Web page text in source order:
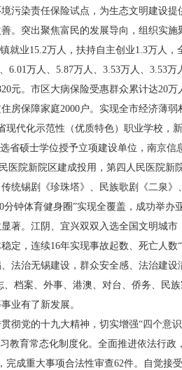
污染责任保险试点，为生态文明建设提
。突出聚焦富民的发展导向，组织实
就业15.2万人，扶持自主创业1.3万人
6.01万人、5.87万人、3.53万人、3.53
元。市区大病保险受惠群众累计达20
房保障家庭2000户。实现全市经济薄
现代化示范性（优质特色）职业学校，
省硕士学位授予立项建设单位，南京
医院新院区建成投用，第四人民医院
统锡剧《珍珠塔》、民族歌剧《二泉
钟体育健身圈”实现全覆盖，成功举
著。江阴、宜兴双双入选全国文明城
定，连续16年实现事故起数、死亡人
法治无锡建设，群众安全感、法治建
档案、外事、港澳、对台、侨务、民
业有了新发展。
彻党的十九大精神，切实增强“四个意
教育常态化制度化。全面推进依法行
成重大事项合法性审查62件。自觉接